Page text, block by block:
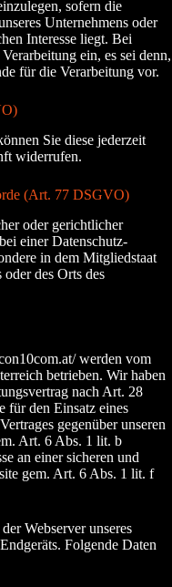
sofern die
Unternehmens oder
Interesse liegt. Bei
ein, es sei denn,
für die Verarbeitung vor.
Sie diese jederzeit
widerrufen.
(Art. 77 DSGVO)
oder gerichtlicher
einer Datenschutz-
in dem Mitgliedstaat
des Orts des
werden vom
betrieben. Wir haben
nach Art. 28
für den Einsatz eines
gegenüber unseren
Art. 6 Abs. 1 lit. b
an einer sicheren und
gem. Art. 6 Abs. 1 lit. f
Webserver unseres
Folgende Daten